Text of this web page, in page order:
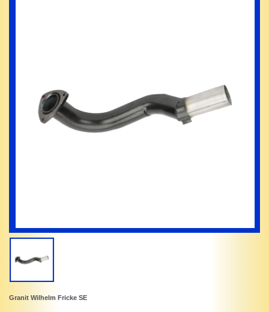
Granit Wilhelm Fricke SE